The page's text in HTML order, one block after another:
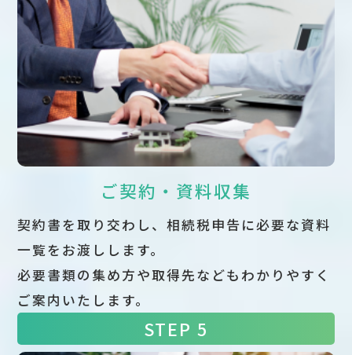
ご契約・資料収集
契約書を取り交わし、相続税申告に必要な資料
一覧をお渡しします。
必要書類の集め方や取得先などもわかりやすく
ご案内いたします。
STEP 5